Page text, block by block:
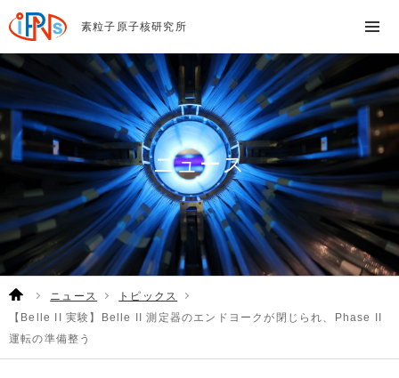
素粒子原子核研究所
ニュース
ニュース
トピックス
【Belle II 実験】Belle II 測定器のエンドヨークが閉じられ、Phase II
運転の準備整う